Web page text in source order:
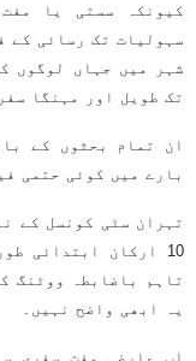
کیونکہ سستی یا
سہولیات تک رسائی کے
شہر میں جہاں لوگوں
تک طویل اور مہنگا
ان تمام بحثوں کے
بارے میں کوئی حتمی
تہران سٹی کونسل کے
10 ارکان ابتدائی
تاہم باضابطہ ووٹنگ
یہ ابھی واضح نہیں۔
اب عارضی مفت سفری